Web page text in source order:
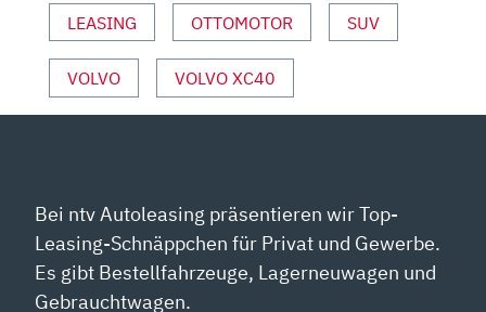
ANZEIGEN
LEASING OTTOMOTOR SUV
VOLVO VOLVO XC40
Bei ntv Autoleasing präsentieren wir Top-
Leasing-Schnäppchen für Privat und Gewerbe.
Es gibt Bestellfahrzeuge, Lagerneuwagen und
Gebrauchtwagen.